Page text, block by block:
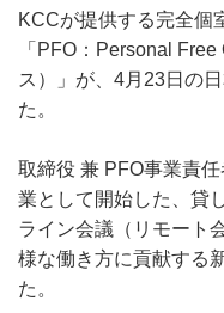
KCCが提供する完全個
「PFO：Personal
ス）」が、4月23日の
た。
取締役 兼 PFO事業責
業として開始した、貸
ライン会議（リモート
様な働き方に貢献する
た。